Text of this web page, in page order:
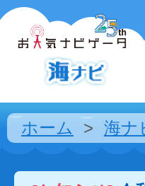
ホーム 海ナ